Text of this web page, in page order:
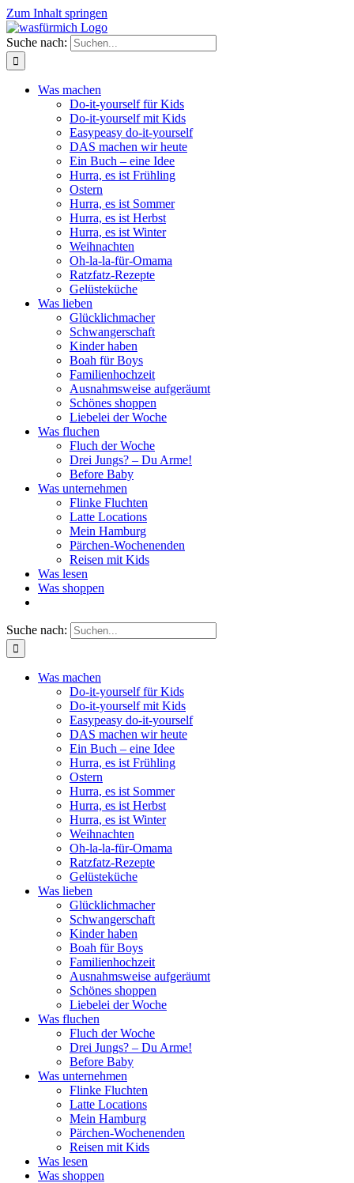
Zum Inhalt springen
Suche nach:
Was machen
Do-it-yourself für Kids
Do-it-yourself mit Kids
Easypeasy do-it-yourself
DAS machen wir heute
Ein Buch – eine Idee
Hurra, es ist Frühling
Ostern
Hurra, es ist Sommer
Hurra, es ist Herbst
Hurra, es ist Winter
Weihnachten
Oh-la-la-für-Omama
Ratzfatz-Rezepte
Gelüsteküche
Was lieben
Glücklichmacher
Schwangerschaft
Kinder haben
Boah für Boys
Familienhochzeit
Ausnahmsweise aufgeräumt
Schönes shoppen
Liebelei der Woche
Was fluchen
Fluch der Woche
Drei Jungs? – Du Arme!
Before Baby
Was unternehmen
Flinke Fluchten
Latte Locations
Mein Hamburg
Pärchen-Wochenenden
Reisen mit Kids
Was lesen
Was shoppen
Suche nach:
Was machen
Do-it-yourself für Kids
Do-it-yourself mit Kids
Easypeasy do-it-yourself
DAS machen wir heute
Ein Buch – eine Idee
Hurra, es ist Frühling
Ostern
Hurra, es ist Sommer
Hurra, es ist Herbst
Hurra, es ist Winter
Weihnachten
Oh-la-la-für-Omama
Ratzfatz-Rezepte
Gelüsteküche
Was lieben
Glücklichmacher
Schwangerschaft
Kinder haben
Boah für Boys
Familienhochzeit
Ausnahmsweise aufgeräumt
Schönes shoppen
Liebelei der Woche
Was fluchen
Fluch der Woche
Drei Jungs? – Du Arme!
Before Baby
Was unternehmen
Flinke Fluchten
Latte Locations
Mein Hamburg
Pärchen-Wochenenden
Reisen mit Kids
Was lesen
Was shoppen